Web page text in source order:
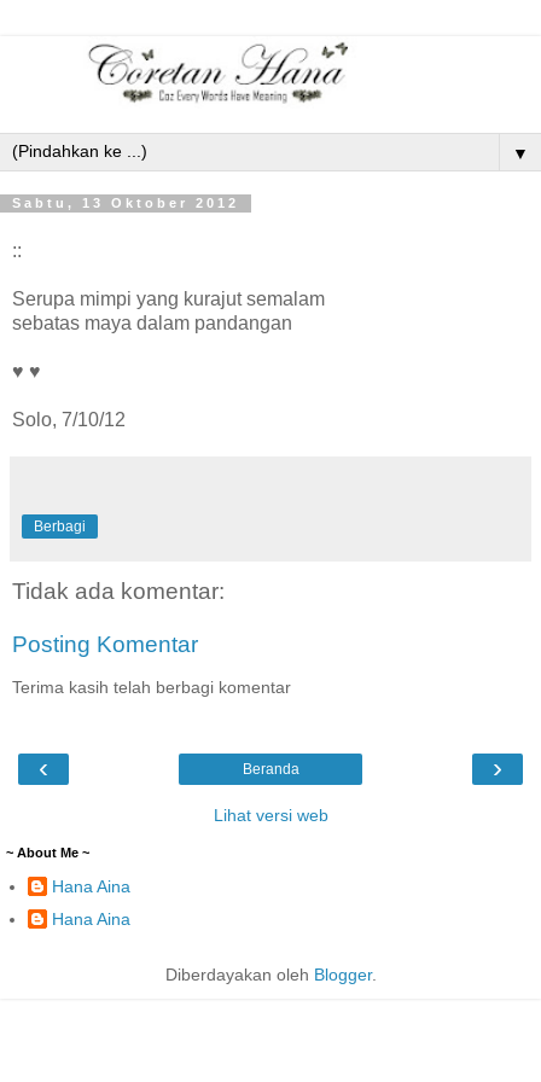
▼
Sabtu, 13 Oktober 2012
::
Serupa mimpi yang kurajut semalam
sebatas maya dalam pandangan
♥ ♥
Solo, 7/10/12
Berbagi
Tidak ada komentar:
Posting Komentar
Terima kasih telah berbagi komentar
‹ ›
Beranda
Lihat versi web
~ About Me ~
Hana Aina
Hana Aina
Diberdayakan oleh Blogger.